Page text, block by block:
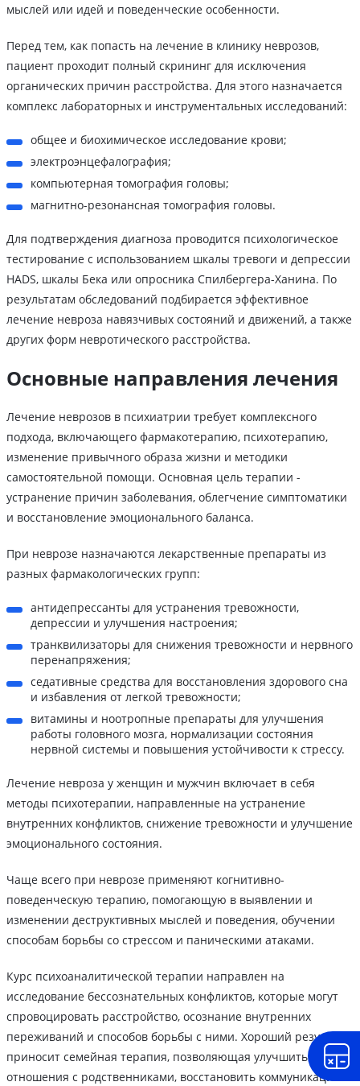
мыслей или идей и поведенческие особенности.
Перед тем, как попасть на лечение в клинику неврозов,
пациент проходит полный скрининг для исключения
органических причин расстройства. Для этого назначается
комплекс лабораторных и инструментальных исследований:
общее и биохимическое исследование крови;
электроэнцефалография;
компьютерная томография головы;
магнитно-резонансная томография головы.
Для подтверждения диагноза проводится психологическое
тестирование с использованием шкалы тревоги и депрессии
HADS, шкалы Бека или опросника Спилбергера-Ханина. По
результатам обследований подбирается эффективное
лечение невроза навязчивых состояний и движений, а также
других форм невротического расстройства.
Основные направления лечения
Лечение неврозов в психиатрии требует комплексного
подхода, включающего фармакотерапию, психотерапию,
изменение привычного образа жизни и методики
самостоятельной помощи. Основная цель терапии -
устранение причин заболевания, облегчение симптоматики
и восстановление эмоционального баланса.
При неврозе назначаются лекарственные препараты из
разных фармакологических групп:
антидепрессанты для устранения тревожности,
депрессии и улучшения настроения;
транквилизаторы для снижения тревожности и нервного
перенапряжения;
седативные средства для восстановления здорового сна
и избавления от легкой тревожности;
витамины и ноотропные препараты для улучшения
работы головного мозга, нормализации состояния
нервной системы и повышения устойчивости к стрессу.
Лечение невроза у женщин и мужчин включает в себя
методы психотерапии, направленные на устранение
внутренних конфликтов, снижение тревожности и улучшение
эмоционального состояния.
Чаще всего при неврозе применяют когнитивно-
поведенческую терапию, помогающую в выявлении и
изменении деструктивных мыслей и поведения, обучении
способам борьбы со стрессом и паническими атаками.
Курс психоаналитической терапии направлен на
исследование бессознательных конфликтов, которые могут
спровоцировать расстройство, осознание внутренних
переживаний и способов борьбы с ними. Хороший результат
приносит семейная терапия, позволяющая улучшить
отношения с родственниками, восстановить коммуникацию и